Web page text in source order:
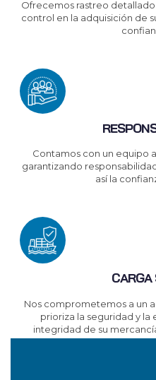
Ofrecemos rastreo
control en la adquisición de
Contamos con un equipo
garantizando
así la
CARGA
Nos comprometemos a un
prioriza la seguridad y la
integridad de su